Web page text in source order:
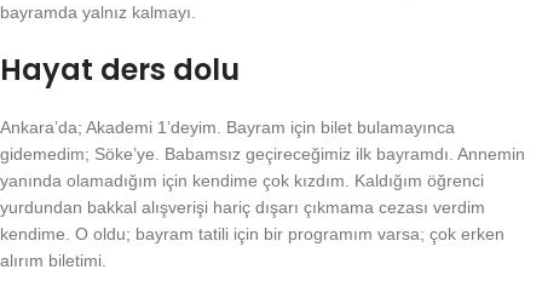
bayramda yalnız kalmayı.
Hayat ders dolu
Ankara’da; Akademi 1’deyim. Bayram için bilet bulamayınca
gidemedim; Söke’ye. Babamsız geçireceğimiz ilk bayramdı. Annemin
yanında olamadığım için kendime çok kızdım. Kaldığım öğrenci
yurdundan bakkal alışverişi hariç dışarı çıkmama cezası verdim
kendime. O oldu; bayram tatili için bir programım varsa; çok erken
alırım biletimi.